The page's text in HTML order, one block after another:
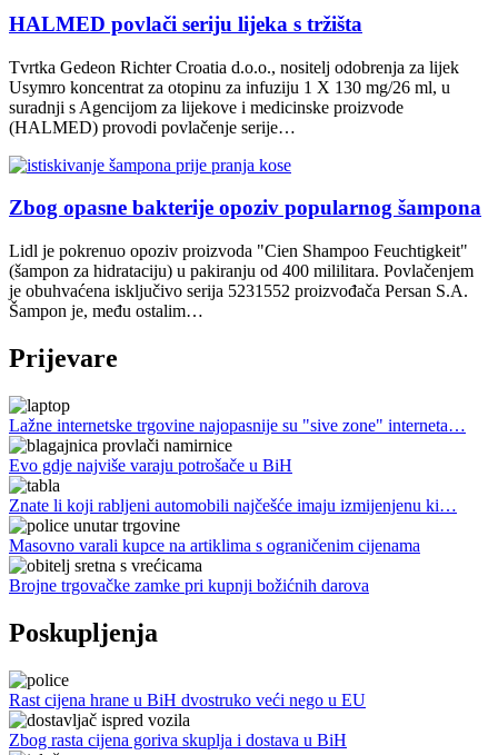
HALMED povlači seriju lijeka s tržišta
Tvrtka Gedeon Richter Croatia d.o.o., nositelj odobrenja za lijek
Usymro koncentrat za otopinu za infuziju 1 X 130 mg/26 ml, u
suradnji s Agencijom za lijekove i medicinske proizvode
(HALMED) provodi povlačenje serije…
Zbog opasne bakterije opoziv popularnog šampona
Lidl je pokrenuo opoziv proizvoda "Cien Shampoo Feuchtigkeit"
(šampon za hidrataciju) u pakiranju od 400 mililitara. Povlačenjem
je obuhvaćena isključivo serija 5231552 proizvođača Persan S.A.
Šampon je, među ostalim…
Prijevare
Lažne internetske trgovine najopasnije su "sive zone" interneta…
Evo gdje najviše varaju potrošače u BiH
Znate li koji rabljeni automobili najčešće imaju izmijenjenu ki…
Masovno varali kupce na artiklima s ograničenim cijenama
Brojne trgovačke zamke pri kupnji božićnih darova
Poskupljenja
Rast cijena hrane u BiH dvostruko veći nego u EU
Zbog rasta cijena goriva skuplja i dostava u BiH